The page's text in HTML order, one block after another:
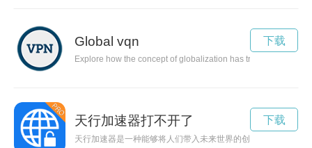
Global vqn
Explore how the concept of globalization has transformed
下载
天行加速器打不开了
天行加速器是一种能够将人们带入未来世界的创新科技装置，
下载